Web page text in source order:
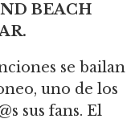
BEACH
se bailan
uno de los
sus fans. El